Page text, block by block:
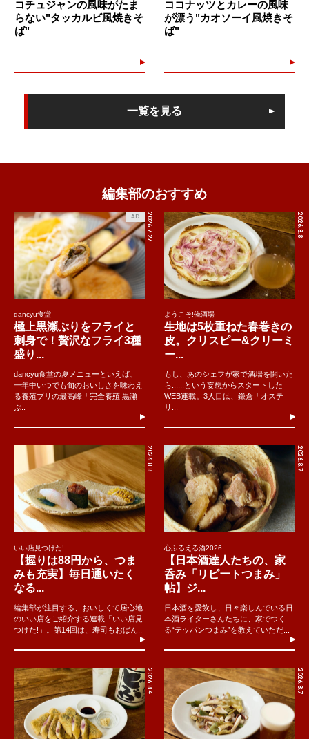
コチュジャンの風味がたま
らない"タッカルビ風焼きそ
ば"
ココナッツとカレーの風味
が漂う"カオソーイ風焼きそ
ば"
一覧を見る
編集部のおすすめ
2026.7.27
AD
dancyu食堂
極上黒瀬ぶりをフライと
刺身で！贅沢なフライ3種
盛り...
dancyu食堂の夏メニューといえば、
一年中いつでも旬のおいしさを味わえ
る養殖ブリの最高峰「完全養殖 黒瀬
ぶ..
2026.8.8
ようこそ!俺酒場
生地は5枚重ねた春巻きの
皮。クリスピー&クリーミ
ー...
もし、あのシェフが家で酒場を開いた
ら......という妄想からスタートした
WEB連載。3人目は、鎌倉「オステ
リ...
2026.8.8
いい店見つけた!
【握りは88円から、つま
みも充実】毎日通いたく
なる...
編集部が注目する、おいしくて居心地
のいい店をご紹介する連載「いい店見
つけた!」。第14回は、寿司もおばん..
2026.8.7
心ふるえる酒2026
【日本酒達人たちの、家
呑み「リピートつまみ」
帖】ジ...
日本酒を愛飲し、日々楽しんでいる日
本酒ライターさんたちに、家でつく
る“テッパンつまみ”を教えていただ...
2026.8.4 2026.8.7